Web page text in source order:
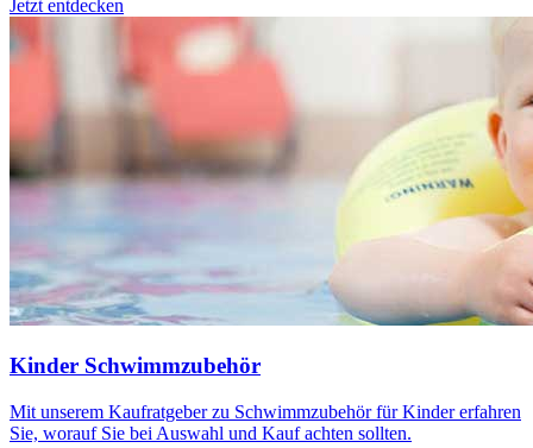
Jetzt entdecken
Kinder Schwimmzubehör
Mit unserem Kaufratgeber zu Schwimmzubehör für Kinder erfahren
Sie, worauf Sie bei Auswahl und Kauf achten sollten.